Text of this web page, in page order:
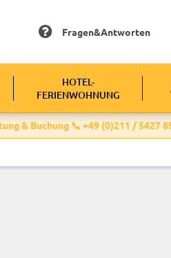
Fragen&Antworten
HOTEL-
FERIENWOHNUNG
& Buchung 📞 +49 (0)211 / 5427